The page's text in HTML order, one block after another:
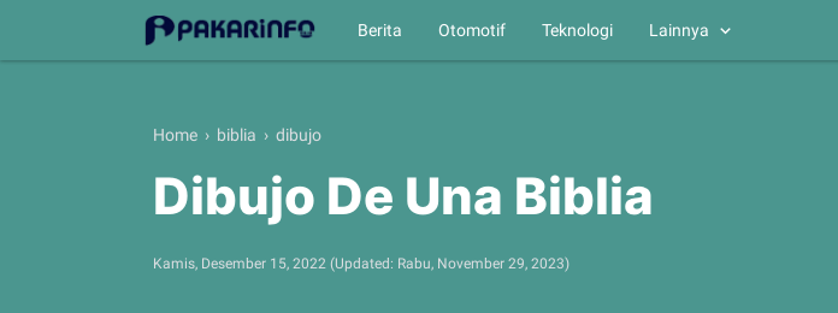
Berita Otomotif Teknologi Lainnya
Home › biblia › dibujo
Dibujo De Una Biblia
Kamis, Desember 15, 2022 (Updated: Rabu, November 29, 2023)